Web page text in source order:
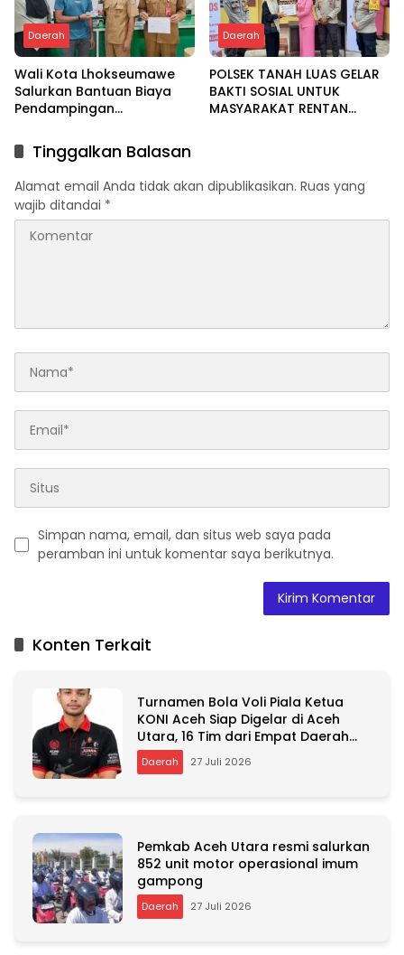
Daerah
Wali Kota Lhokseumawe
Salurkan Bantuan Biaya
Pendampingan
Mal
Daerah
POLSEK TANAH LUAS GELAR
BAKTI SOSIAL UNTUK
MASYARAKAT RENTAN
Tinggalkan Balasan
Alamat email Anda tidak akan dipublikasikan. Ruas yang
wajib ditandai *
Simpan nama, email, dan situs web saya pada
peramban ini untuk komentar saya berikutnya.
e Konten Terkait
Turnamen Bola Voli Piala Ketua
KONI Aceh Siap Digelar di Aceh
Utara, 16 Tim dari Empat Daerah
Ambil Bagian
Daerah 27 Juli 2026
Pemkab Aceh Utara resmi salurkan
852 unit motor operasional imum
gampong
Daerah 27 Juli 2026